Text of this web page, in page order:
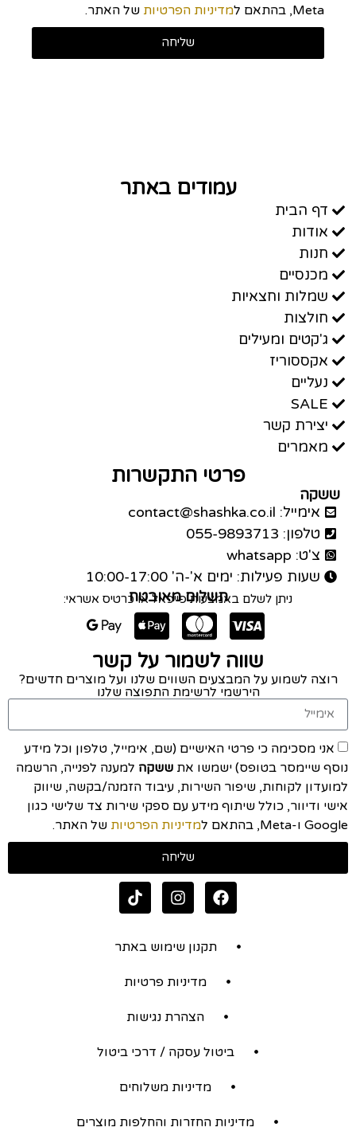
Meta, בהתאם ל
מדיניות הפרטיות של האתר.
שליחה
עמודים באתר
דף הבית
אודות
חנות
מכנסיים
שמלות וחצאיות
חולצות
ג'קטים ומעילים
אקססוריז
נעליים
SALE
יצירת קשר
מאמרים
פרטי התקשרות
ששקה
אימייל: contact@shashka.co.il
טלפון: 055-9893713
צ'ט: whatsapp
שעות פעילות: ימים א'-ה' 10:00-17:00
תשלום מאובטח
ניתן לשלם באמצעות פייפאל או כרטיס אשראי:
שווה לשמור על קשר
רוצה לשמוע על המבצעים השווים שלנו ועל מוצרים חדשים?
הירשמי לרשימת התפוצה שלנו
אני מסכימה כי פרטי האישיים (שם, אימייל, טלפון וכל מידע
נוסף שיימסר בטופס) ישמשו את ששקה למענה לפנייה, הרשמה
למועדון לקוחות, שיפור השירות, עיבוד הזמנה/בקשה, שיווק
אישי ודיוור, כולל שיתוף מידע עם ספקי שירות צד שלישי כגון
Google ו-Meta, בהתאם ל
מדיניות הפרטיות של האתר.
שליחה
תקנון שימוש באתר
מדיניות פרטיות
הצהרת נגישות
ביטול עסקה / דרכי ביטול
מדיניות משלוחים
מדיניות החזרות והחלפות מוצרים